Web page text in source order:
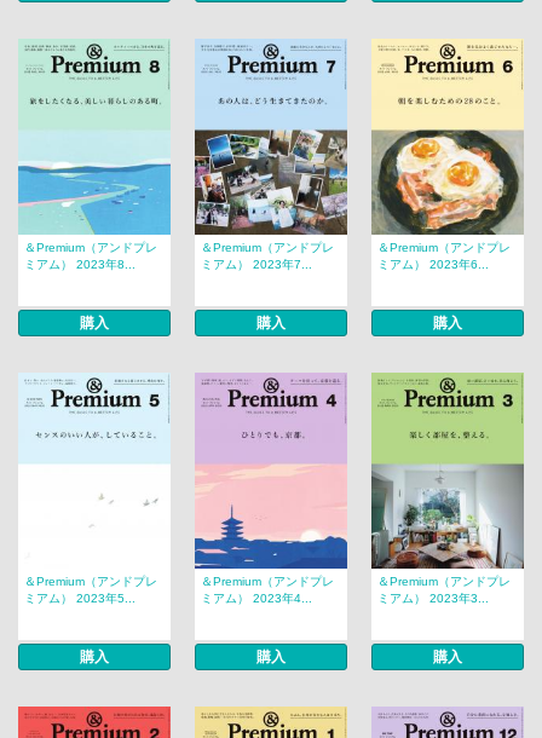
＆Premium（アンドプレ
ミアム） 2023年8...
購入
＆Premium（アンドプレ
ミアム） 2023年7...
購入
＆Premium（アンドプレ
ミアム） 2023年6...
購入
＆Premium（アンドプレ
ミアム） 2023年5...
購入
＆Premium（アンドプレ
ミアム） 2023年4...
購入
＆Premium（アンドプレ
ミアム） 2023年3...
購入